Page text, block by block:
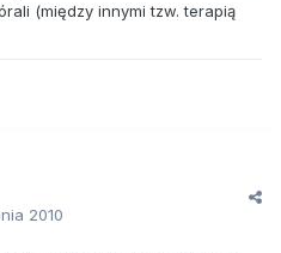
(między innymi tzw. terapią
2010